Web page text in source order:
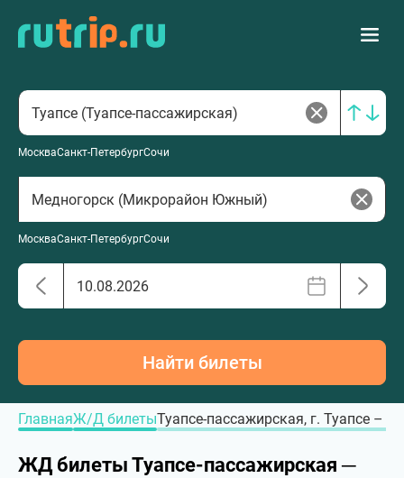
МоскваСанкт-ПетербургСочи
МоскваСанкт-ПетербургСочи
Найти билеты
ГлавнаяЖ/Д билетыТуапсе-пассажирская, г. Туапсе –
ЖД билеты Туапсе-пассажирская ─